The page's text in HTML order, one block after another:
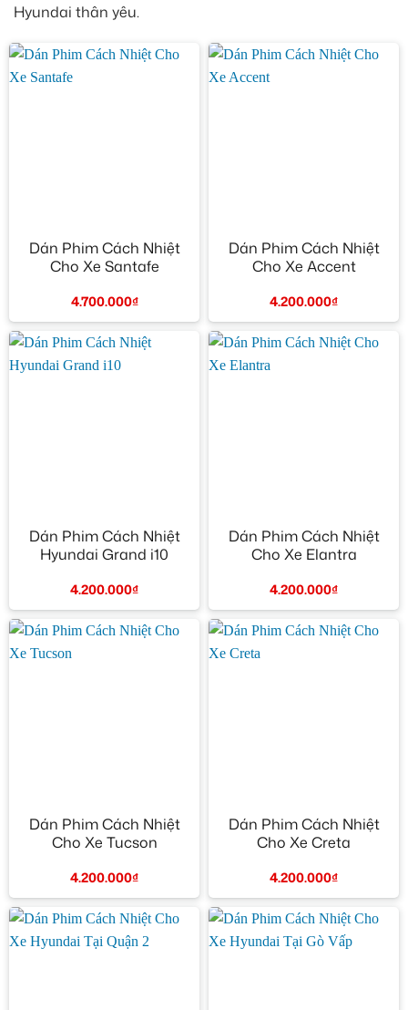
Hyundai thân yêu.
Dán Phim Cách Nhiệt
Cho Xe Santafe
4.700.000₫
Dán Phim Cách Nhiệt
Cho Xe Accent
4.200.000₫
Dán Phim Cách Nhiệt
Hyundai Grand i10
4.200.000₫
Dán Phim Cách Nhiệt
Cho Xe Elantra
4.200.000₫
Dán Phim Cách Nhiệt
Cho Xe Tucson
4.200.000₫
Dán Phim Cách Nhiệt
Cho Xe Creta
4.200.000₫